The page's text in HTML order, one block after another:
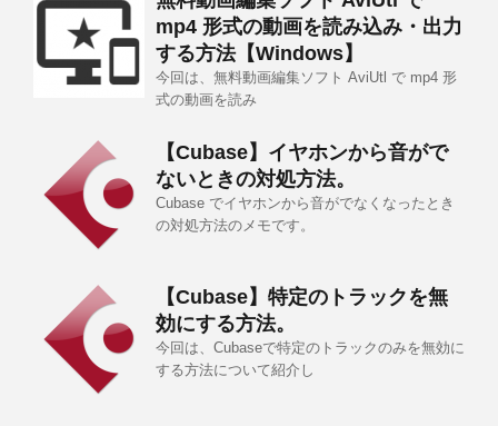
mp4 形式の動画を読み込み・出力
する方法【Windows】
今回は、無料動画編集ソフト AviUtl で mp4 形
式の動画を読み
【Cubase】イヤホンから音がで
ないときの対処方法。
Cubase でイヤホンから音がでなくなったとき
の対処方法のメモです。
【Cubase】特定のトラックを無
効にする方法。
今回は、Cubaseで特定のトラックのみを無効に
する方法について紹介し